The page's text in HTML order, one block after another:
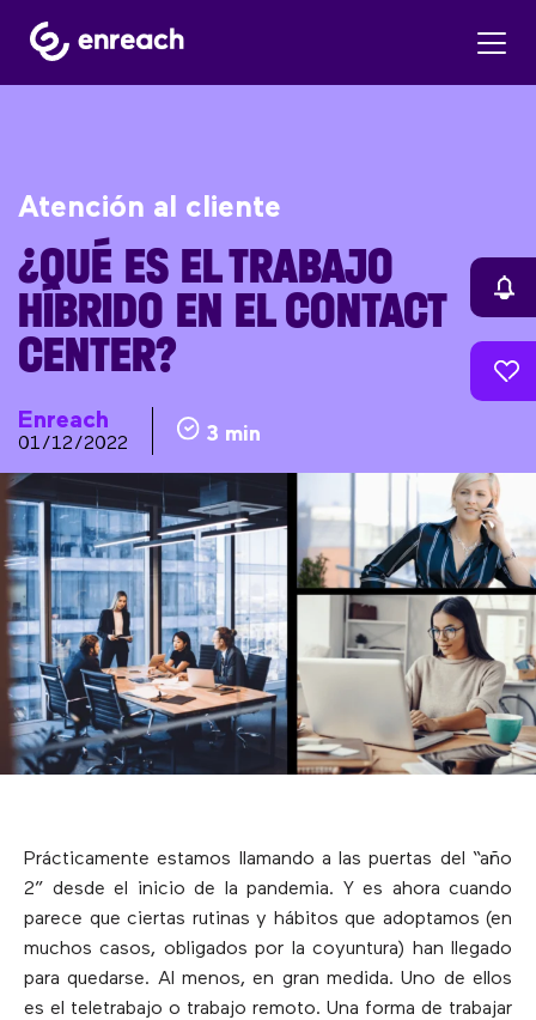
Atención al cliente
¿QUÉ ES EL TRABAJO
HÍBRIDO EN EL CONTACT
CENTER?
Enreach
01/12/2022 3 min
Prácticamente estamos llamando a las puertas del “año
2” desde el inicio de la pandemia. Y es ahora cuando
parece que ciertas rutinas y hábitos que adoptamos (en
muchos casos, obligados por la coyuntura) han llegado
para quedarse. Al menos, en gran medida. Uno de ellos
es el teletrabajo o trabajo remoto. Una forma de trabajar